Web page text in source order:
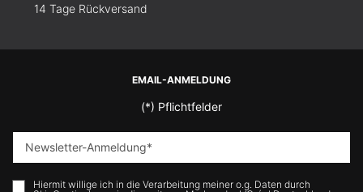
14 Tage Rückversand
EMAIL-ANMELDUNG
(*) Pflichtfelder
Newsletter-Anmeldung*
Hiermit willige ich in die Verarbeitung meiner o.g. Daten durch